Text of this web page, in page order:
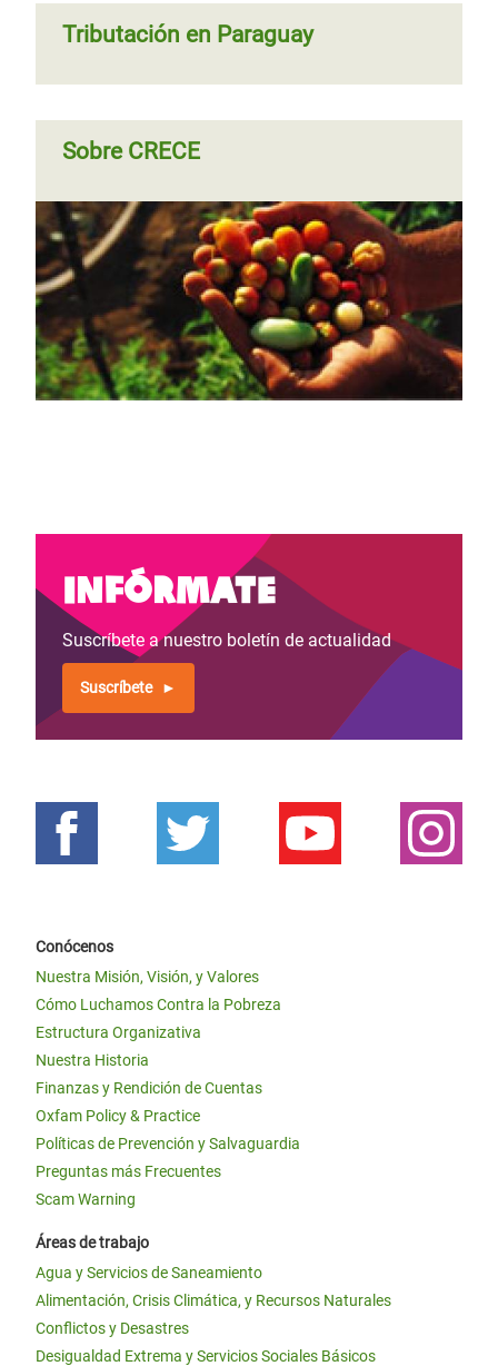
Tributación en Paraguay
Sobre CRECE
Infórmate
Suscríbete a nuestro boletín de actualidad
Suscríbete
Conócenos
Nuestra Misión, Visión, y Valores
Cómo Luchamos Contra la Pobreza
Estructura Organizativa
Nuestra Historia
Finanzas y Rendición de Cuentas
Oxfam Policy & Practice
Políticas de Prevención y Salvaguardia
Preguntas más Frecuentes
Scam Warning
Áreas de trabajo
Agua y Servicios de Saneamiento
Alimentación, Crisis Climática, y Recursos Naturales
Conflictos y Desastres
Desigualdad Extrema y Servicios Sociales Básicos